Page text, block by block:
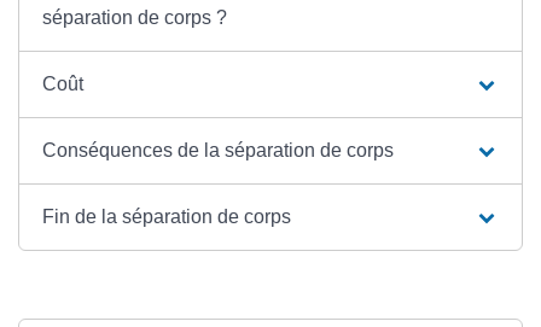
séparation de corps ?
Coût
Conséquences de la séparation de corps
Fin de la séparation de corps